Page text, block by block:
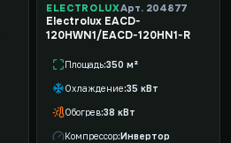
ELECTROLUXАрт. 204877
Electrolux EACD-
120HWN1/EACD-120HN1-R
Площадь 350 м²
Охлаждение 35 кВт
Обогрев 38 кВт
Компрессор Инвертор